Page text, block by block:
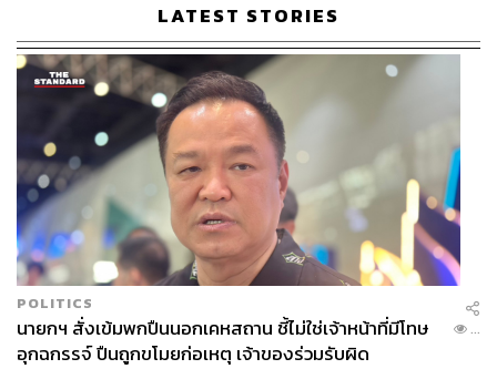
LATEST STORIES
POLITICS
นายกฯ สั่งเข้มพกปืนนอกเคหสถาน ชี้ไม่ใช่เจ้าหน้าที่มีโทษ
อุกฉกรรจ์ ปืนถูกขโมยก่อเหตุ เจ้าของร่วมรับผิด
...